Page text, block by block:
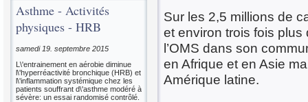
Asthme - Activités
physiques - HRB
samedi 19. septembre 2015
L\'entrainement en aérobie diminue
l\'hyperréactivité bronchique (HRB) et
l\'inflammation systémique chez les
patients souffrant d\'asthme modéré à
sévère: un essai randomisé contrôlé.
Sur les 2,5 millions de
et environ trois fois plus
l’OMS dans son
en Afrique et en Asie
Amérique latine.